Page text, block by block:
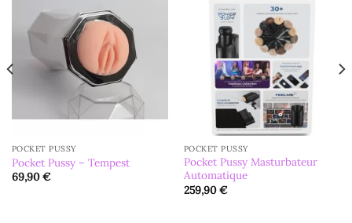
POCKET PUSSY
Pocket Pussy – Tempest
69,90€
POCKET PUSSY
Pocket Pussy Masturbateur
Automatique
259,90€